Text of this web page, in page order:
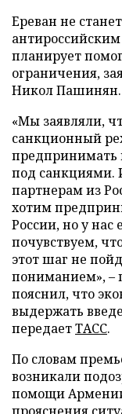
Ереван не
планирует
ограничения,
Никол Пашинян.
«Мы заявляли,
санкционный
предпринимать
под санкциями.
партнерам из
хотим
России, но у нас
почувствуем,
этот шаг не
пониманием», –
пояснил, что
выдержать
передаетТАСС.
По словам
возникали
помощи